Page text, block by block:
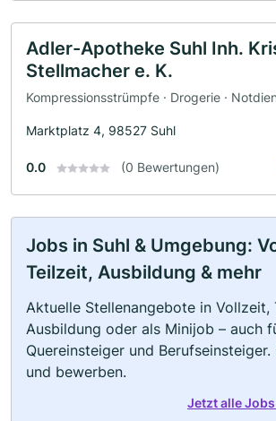
Adler-Apotheke Suhl Inh.
Stellmacher e. K.
Kompressionsstrümpfe · Drogerie ·
Marktplatz 4, 98527 Suhl
0.0 (0 Bewertungen)
Jobs in Suhl & Umgebung:
Teilzeit, Ausbildung & mehr
Aktuelle Stellenangebote in Vollzeit,
Ausbildung oder als Minijob – auch
Quereinsteiger und
und bewerben.
Jetzt alle